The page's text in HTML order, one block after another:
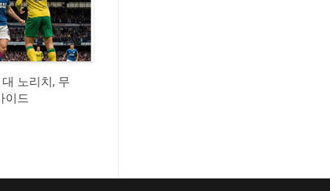
노리치, 무
이드